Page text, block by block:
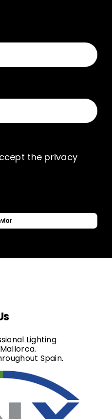
the privacy
Lighting
Spain.